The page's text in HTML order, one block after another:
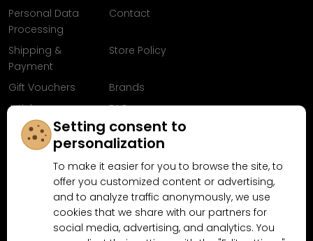
Personal Data
Processing
Contact
Shipping &
Payment
Store Policy
Gift Vouchers
Brands
Articles
FAQ
Follow us on
Facebook
Why shop at MN-Modelar.com
Setting consent to
personalization
To make it easier for you to browse the site, to
offer you customized content or advertising,
and to analyze traffic anonymously, we use
cookies that we share with our partners for
social media, advertising, and analytics. You